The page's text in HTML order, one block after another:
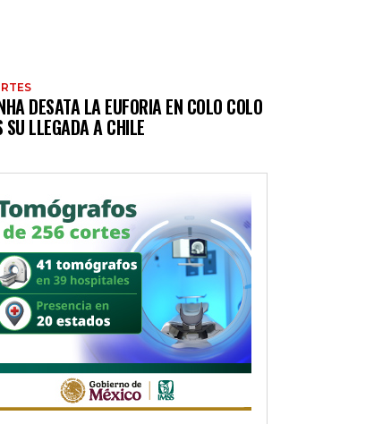
DESATA LA EUFORIA EN COLO COLO
SU LLEGADA A CHILE